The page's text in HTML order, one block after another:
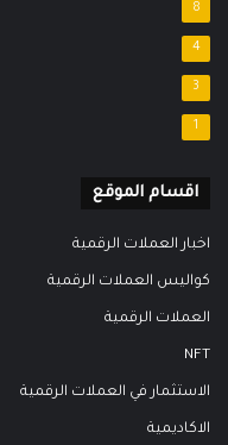
8
4
3
1
اقسام الموقع
اخبار العملات الرقمية
كواليس العملات الرقمية
العملات الرقمية
NFT
الاستثمار في العملات الرقمية
الاكاديمية